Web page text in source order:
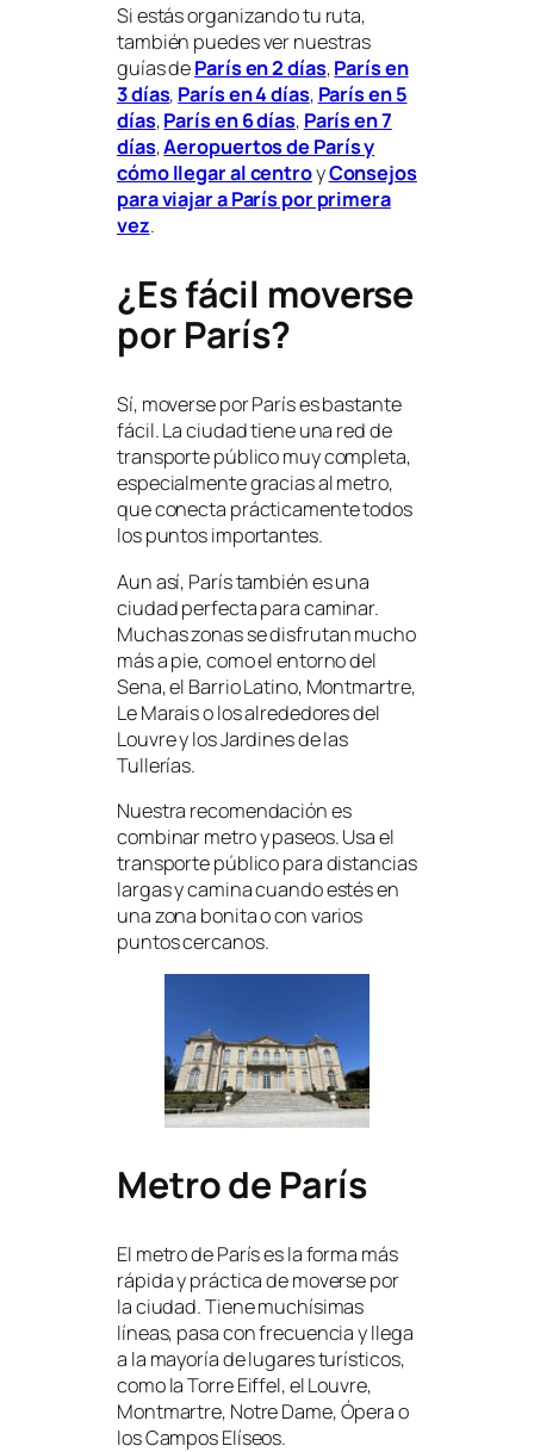
Si estás organizando tu ruta,
también puedes ver nuestras
guías deParís en 2 días,París en
3 días, París en 4 días, París en 5
días,París en 6 días, París en 7
días,Aeropuertos de París y
cómo llegar al centroyConsejos
para viajar a París por primera
vez.
¿Es fácil moverse
por París?
Sí, moverse por París es bastante
fácil. La ciudad tiene una red de
transporte público muy completa,
especialmente gracias al metro,
que conecta prácticamente todos
los puntos importantes.
Aun así, París también es una
ciudad perfecta para caminar.
Muchas zonas se disfrutan mucho
más a pie, como el entorno del
Sena, el Barrio Latino, Montmartre,
Le Marais o los alrededores del
Louvre y los Jardines de las
Tullerías.
Nuestra recomendación es
combinar metro y paseos. Usa el
transporte público para distancias
largas y camina cuando estés en
una zona bonita o con varios
puntos cercanos.
Metro de París
El metro de París es la forma más
rápida y práctica de moverse por
la ciudad. Tiene muchísimas
líneas, pasa con frecuencia y llega
a la mayoría de lugares turísticos,
como la Torre Eiffel, el Louvre,
Montmartre, Notre Dame, Ópera o
los Campos Elíseos.